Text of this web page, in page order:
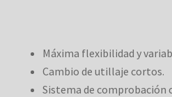
Máxima flexibilidad y
Cambio de utillaje cortos.
Sistema de comprobación